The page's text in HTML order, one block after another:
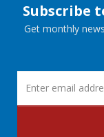
Subscribe
Get monthly